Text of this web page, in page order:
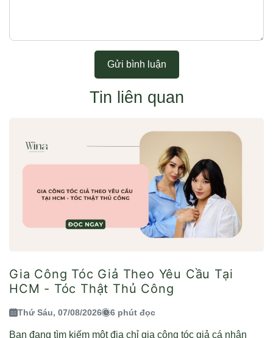
Gửi bình luận
Tin liên quan
Gia Công Tóc Giả Theo Yêu Cầu Tại
HCM - Tóc Thật Thủ Công
Thứ Sáu, 07/08/2026 6 phút đọc
Bạn đang tìm kiếm một địa chỉ gia công tóc giả cá nhân